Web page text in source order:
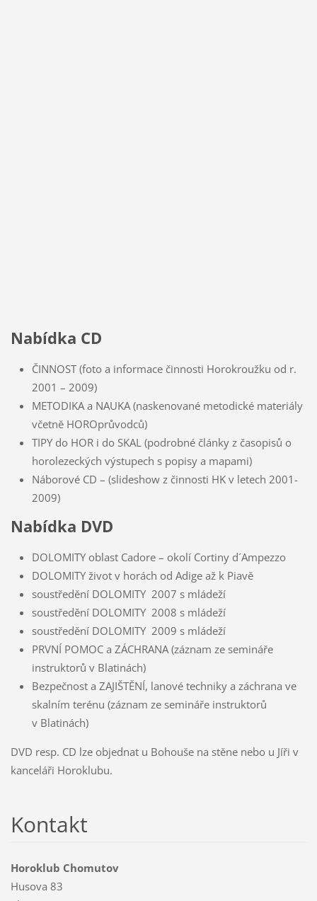
Nabídka CD
ČINNOST (foto a informace činnosti Horokroužku od r.
2001 – 2009)
METODIKA a NAUKA (naskenované metodické materiály
včetně HOROprůvodců)
TIPY do HOR i do SKAL (podrobné články z časopisů o
horolezeckých výstupech s popisy a mapami)
Náborové CD – (slideshow z činnosti HK v letech 2001-
2009)
Nabídka DVD
DOLOMITY oblast Cadore – okolí Cortiny d´Ampezzo
DOLOMITY život v horách od Adige až k Piavě
soustředění DOLOMITY 2007 s mládeží
soustředění DOLOMITY 2008 s mládeží
soustředění DOLOMITY 2009 s mládeží
PRVNÍ POMOC a ZÁCHRANA (záznam ze semináře
instruktorů v Blatinách)
Bezpečnost a ZAJIŠTĚNÍ, lanové techniky a záchrana ve
skalním terénu (záznam ze semináře instruktorů
v Blatinách)
DVD resp. CD lze objednat u Bohouše na stěne nebo u Jíři v
kanceláři Horoklubu.
Kontakt
Horoklub Chomutov
Husova 83